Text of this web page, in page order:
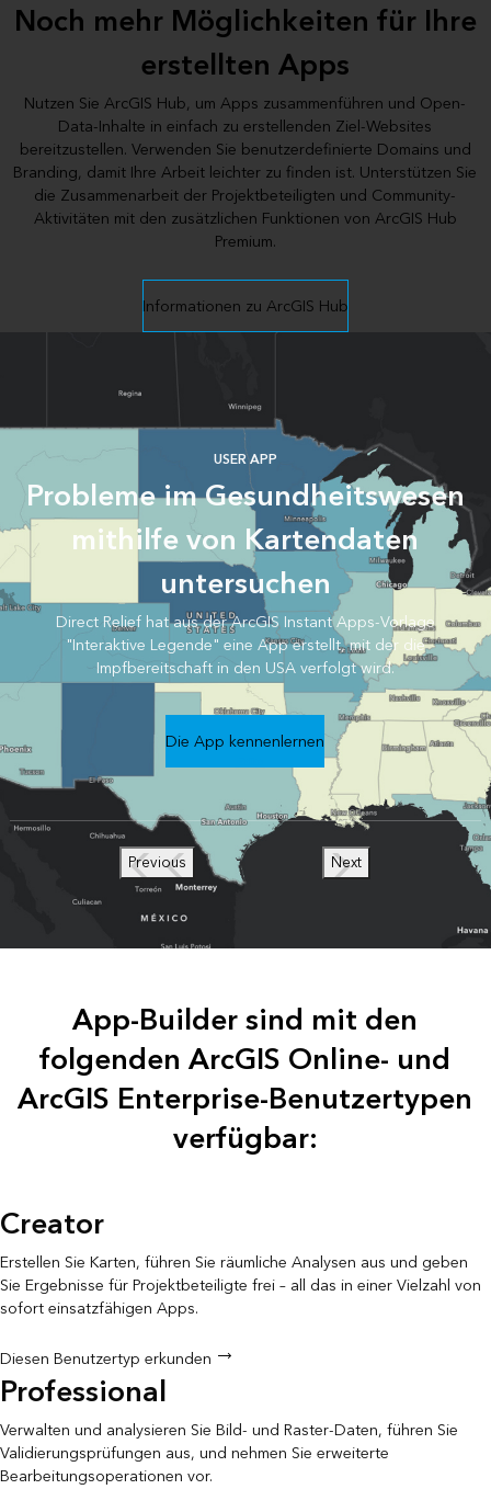
Noch mehr Möglichkeiten für Ihre
erstellten Apps
Nutzen Sie ArcGIS Hub, um Apps zusammenführen und Open-
Data-Inhalte in einfach zu erstellenden Ziel-Websites
bereitzustellen. Verwenden Sie benutzerdefinierte Domains und
Branding, damit Ihre Arbeit leichter zu finden ist. Unterstützen Sie
die Zusammenarbeit der Projektbeteiligten und Community-
Aktivitäten mit den zusätzlichen Funktionen von ArcGIS Hub
Premium.
Informationen zu ArcGIS Hub
USER APP
Probleme im Gesundheitswesen
mithilfe von Kartendaten
untersuchen
Direct Relief hat aus der ArcGIS Instant Apps-Vorlage
"Interaktive Legende" eine App erstellt, mit der die
Impfbereitschaft in den USA verfolgt wird.
Die App kennenlernen
Previous Next
App-Builder sind mit den
folgenden ArcGIS Online- und
ArcGIS Enterprise-Benutzertypen
verfügbar:
Creator
Erstellen Sie Karten, führen Sie räumliche Analysen aus und geben
Sie Ergebnisse für Projektbeteiligte frei – all das in einer Vielzahl von
sofort einsatzfähigen Apps.
Diesen Benutzertyp erkunden
Professional
Verwalten und analysieren Sie Bild- und Raster-Daten, führen Sie
Validierungsprüfungen aus, und nehmen Sie erweiterte
Bearbeitungsoperationen vor.